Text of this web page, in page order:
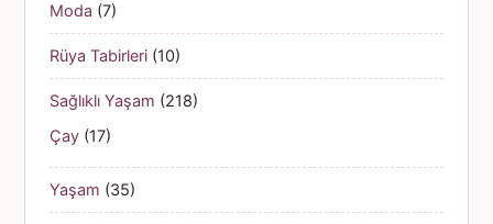
Moda (7)
Rüya Tabirleri (10)
Sağlıklı Yaşam (218)
Çay (17)
Yaşam (35)